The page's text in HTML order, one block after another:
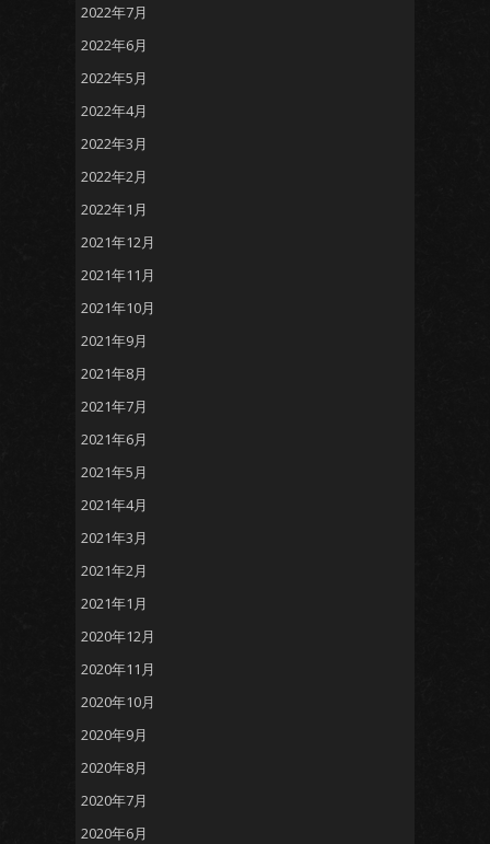
2022年7月
2022年6月
2022年5月
2022年4月
2022年3月
2022年2月
2022年1月
2021年12月
2021年11月
2021年10月
2021年9月
2021年8月
2021年7月
2021年6月
2021年5月
2021年4月
2021年3月
2021年2月
2021年1月
2020年12月
2020年11月
2020年10月
2020年9月
2020年8月
2020年7月
2020年6月